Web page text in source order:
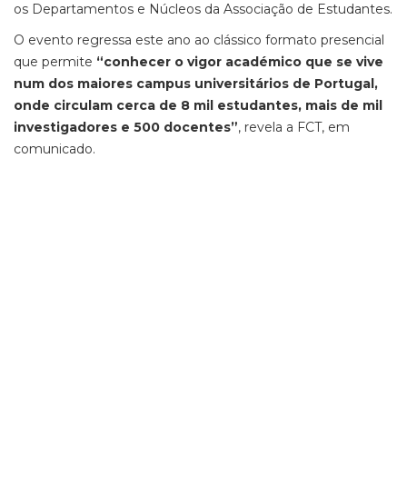
os Departamentos e Núcleos da Associação de Estudantes.
O evento regressa este ano ao clássico formato presencial
que permite “conhecer o vigor académico que se vive
num dos maiores campus universitários de Portugal,
onde circulam cerca de 8 mil estudantes, mais de mil
investigadores e 500 docentes”, revela a FCT, em
comunicado.